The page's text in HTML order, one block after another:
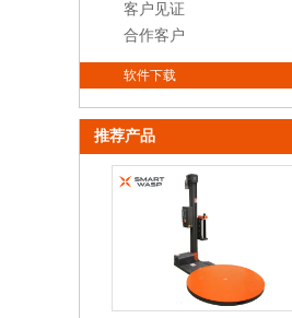
客户见证
合作客户
软件下载
推荐产品